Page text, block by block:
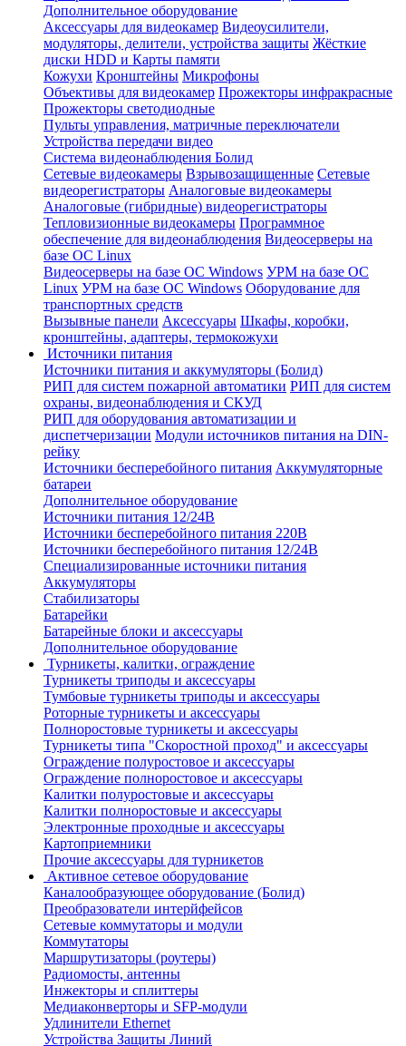
Дополнительное оборудование
Аксессуары для видеокамер Видеоусилители,
модуляторы, делители, устройства защиты Жёсткие
диски HDD и Карты памяти
Кожухи Кронштейны Микрофоны
Объективы для видеокамер Прожекторы инфракрасные
Прожекторы светодиодные
Пульты управления, матричные переключатели
Устройства передачи видео
Система видеонаблюдения Болид
Сетевые видеокамеры Взрывозащищенные Сетевые
видеорегистраторы Аналоговые видеокамеры
Аналоговые (гибридные) видеорегистраторы
Тепловизионные видеокамеры Программное
обеспечение для видеонаблюдения Видеосерверы на
базе ОС Linux
Видеосерверы на базе ОС Windows УРМ на базе ОС
Linux УРМ на базе ОС Windows Оборудование для
транспортных средств
Вызывные панели Аксессуары Шкафы, коробки,
кронштейны, адаптеры, термокожухи
Источники питания
Источники питания и аккумуляторы (Болид)
РИП для систем пожарной автоматики РИП для систем
охраны, видеонаблюдения и СКУД
РИП для оборудования автоматизации и
диспетчеризации Модули источников питания на DIN-
рейку
Источники бесперебойного питания Аккумуляторные
батареи
Дополнительное оборудование
Источники питания 12/24В
Источники бесперебойного питания 220В
Источники бесперебойного питания 12/24В
Специализированные источники питания
Аккумуляторы
Стабилизаторы
Батарейки
Батарейные блоки и аксессуары
Дополнительное оборудование
Турникеты, калитки, ограждение
Турникеты триподы и аксессуары
Тумбовые турникеты триподы и аксессуары
Роторные турникеты и аксессуары
Полноростовые турникеты и аксессуары
Турникеты типа "Скоростной проход" и аксессуары
Ограждение полуростовое и аксессуары
Ограждение полноростовое и аксессуары
Калитки полуростовые и аксессуары
Калитки полноростовые и аксессуары
Электронные проходные и аксессуары
Картоприемники
Прочие аксессуары для турникетов
Активное сетевое оборудование
Каналообразующее оборудование (Болид)
Преобразователи интерйфейсов
Сетевые коммутаторы и модули
Коммутаторы
Маршрутизаторы (роутеры)
Радиомосты, антенны
Инжекторы и сплиттеры
Медиаконверторы и SFP-модули
Удлинители Ethernet
Устройства Защиты Линий